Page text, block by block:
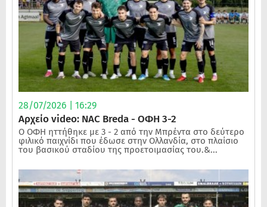
28/07/2026 | 16:29
Αρχείο video: NAC Breda - ΟΦΗ 3-2
Ο ΟΦΗ ηττήθηκε με 3 - 2 από την Μπρέντα στο δεύτερο
φιλικό παιχνίδι που έδωσε στην Ολλανδία, στο πλαίσιο
του βασικού σταδίου της προετοιμασίας του.&...